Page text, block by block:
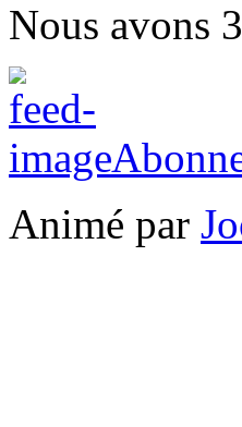
Nous avons
Animé par